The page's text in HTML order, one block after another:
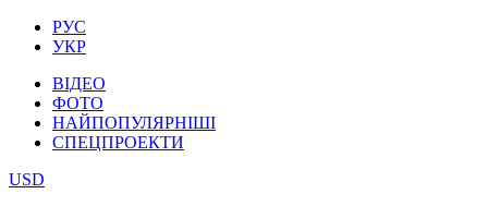
РУС
УКР
ВІДЕО
ФОТО
НАЙПОПУЛЯРНІШІ
СПЕЦПРОЕКТИ
USD